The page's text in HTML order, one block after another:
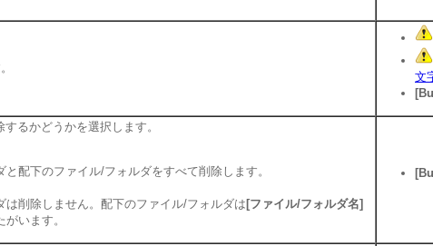
文
るかどうかを選択します。
と配下のファイル/フォルダをすべて削除します。
は削除しません。配下のファイル/フォルダは [ファイル/フォルダ名]
います。